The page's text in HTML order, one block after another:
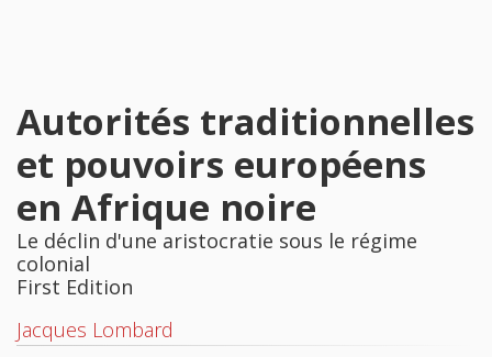
Autorités traditionnelles
et pouvoirs européens
en Afrique noire
Le déclin d'une aristocratie sous le régime
colonial
First Edition
Jacques Lombard